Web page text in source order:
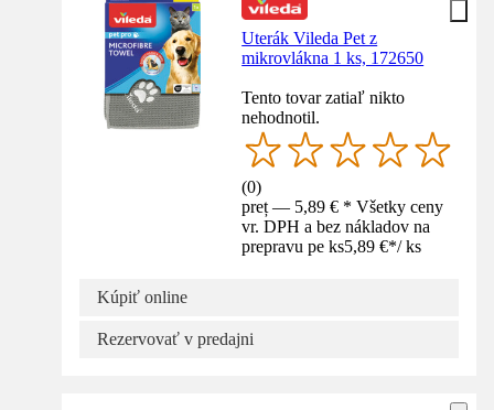
Uterák Vileda Pet z
mikrovlákna 1 ks, 172650
Tento tovar zatiaľ nikto
nehodnotil.
(0)
preț — 5,89 € * Všetky ceny
vr. DPH a bez nákladov na
prepravu pe ks5,89 €*/ ks
Kúpiť online
Rezervovať v predajni